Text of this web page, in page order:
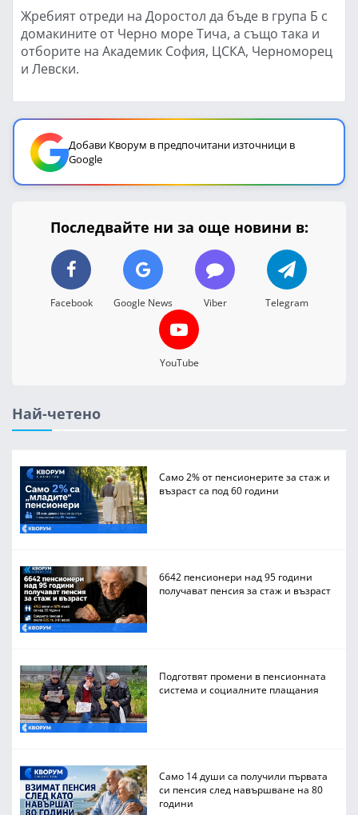
Жребият отреди на Доростол да бъде в група Б с
домакините от Черно море Тича, а също така и
отборите на Академик София, ЦСКА, Черноморец
и Левски.
Добави Кворум в предпочитани източници в
Google
Последвайте ни за още новини в:
Facebook Google News Viber Telegram
YouTube
Най-четено
Само 2% от пенсионерите за стаж и
възраст са под 60 години
6642 пенсионери над 95 години
получават пенсия за стаж и възраст
Подготвят промени в пенсионната
система и социалните плащания
Само 14 души са получили първата
си пенсия след навършване на 80
години